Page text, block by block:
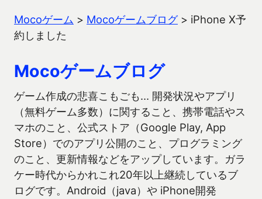
Mocoゲーム > Mocoゲームブログ> iPhone X予
約しました
Mocoゲームブログ
ゲーム作成の悲喜こもごも… 開発状況やアプリ
（無料ゲーム多数）に関すること、携帯電話やス
マホのこと、公式ストア（Google Play, App
Store）でのアプリ公開のこと、プログラミング
のこと、更新情報などをアップしています。ガラ
ケー時代からかれこれ20年以上継続しているブ
ログです。Android（java）や iPhone開発